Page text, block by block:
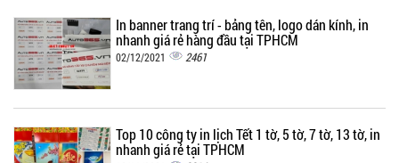
In banner trang trí - bảng tên, logo dán kính, in
nhanh giá rẻ hàng đầu tại TPHCM
02/12/2021 2461
Top 10 công ty in lịch Tết 1 tờ, 5 tờ, 7 tờ, 13 tờ, in
nhanh giá rẻ tại TPHCM